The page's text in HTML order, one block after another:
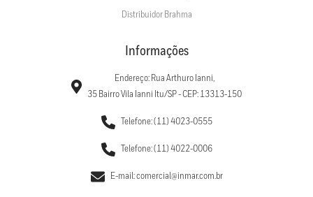
Distribuidor Brahma
Informações
Endereço: Rua Arthuro Ianni,
35 Bairro Vila Ianni Itu/SP - CEP: 13313-150
Telefone: (11) 4023-0555
Telefone: (11) 4022-0006
E-mail: comercial@inmar.com.br